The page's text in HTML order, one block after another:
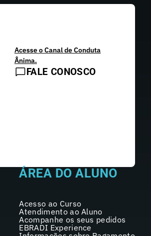
Acesse o Canal de Conduta
Ânima.
FALE CONOSCO
ÁREA DO ALUNO
Acesso ao Curso
Atendimento ao Aluno
Acompanhe os seus pedidos
EBRADI Experience